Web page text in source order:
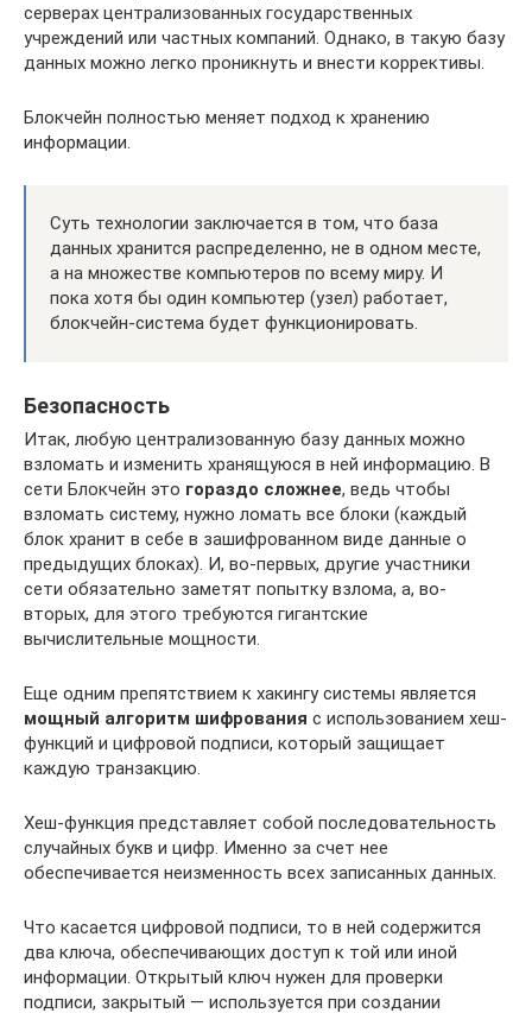
серверах централизованных государственных
учреждений или частных компаний. Однако, в такую базу
данных можно легко проникнуть и внести коррективы.
Блокчейн полностью меняет подход к хранению
информации.
Суть технологии заключается в том, что база
данных хранится распределенно, не в одном месте,
а на множестве компьютеров по всему миру. И
пока хотя бы один компьютер (узел) работает,
блокчейн-система будет функционировать.
Безопасность
Итак, любую централизованную базу данных можно
взломать и изменить хранящуюся в ней информацию. В
сети Блокчейн это гораздо сложнее, ведь чтобы
взломать систему, нужно ломать все блоки (каждый
блок хранит в себе в зашифрованном виде данные о
предыдущих блоках). И, во-первых, другие участники
сети обязательно заметят попытку взлома, а, во-
вторых, для этого требуются гигантские
вычислительные мощности.
Еще одним препятствием к хакингу системы является
мощный алгоритм шифрования с использованием хеш-
функций и цифровой подписи, который защищает
каждую транзакцию.
Хеш-функция представляет собой последовательность
случайных букв и цифр. Именно за счет нее
обеспечивается неизменность всех записанных данных.
Что касается цифровой подписи, то в ней содержится
два ключа, обеспечивающих доступ к той или иной
информации. Открытый ключ нужен для проверки
подписи, закрытый — используется при создании